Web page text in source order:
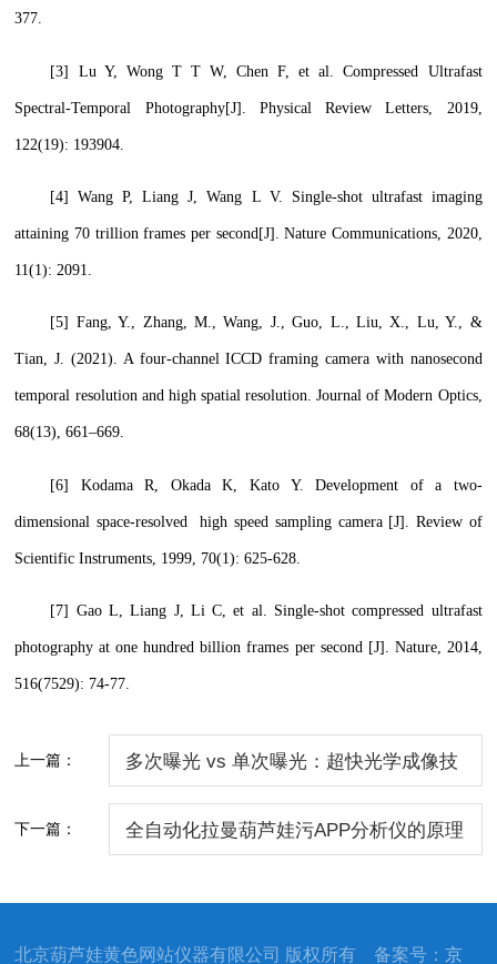
377.
[3] Lu Y, Wong T T W, Chen F, et al. Compressed Ultrafast
Spectral-Temporal Photography[J]. Physical Review Letters, 2019,
122(19): 193904.
[4] Wang P, Liang J, Wang L V. Single-shot ultrafast imaging
attaining 70 trillion frames per second[J]. Nature Communications, 2020,
11(1): 2091.
[5] Fang, Y., Zhang, M., Wang, J., Guo, L., Liu, X., Lu, Y., &
Tian, J. (2021). A four-channel ICCD framing camera with nanosecond
temporal resolution and high spatial resolution. Journal of Modern Optics,
68(13), 661–669.
[6] Kodama R, Okada K, Kato Y. Development of a two-
dimensional space-resolved high speed sampling camera [J]. Review of
Scientific Instruments, 1999, 70(1): 625-628.
[7] Gao L, Liang J, Li C, et al. Single-shot compressed ultrafast
photography at one hundred billion frames per second [J]. Nature, 2014,
516(7529): 74-77.
上一篇： 多次曝光 vs 单次曝光：超快光学成像技
下一篇： 全自动化拉曼葫芦娃污APP分析仪的原理
北京葫芦娃黄色网站仪器有限公司 版权所有 备案号：京